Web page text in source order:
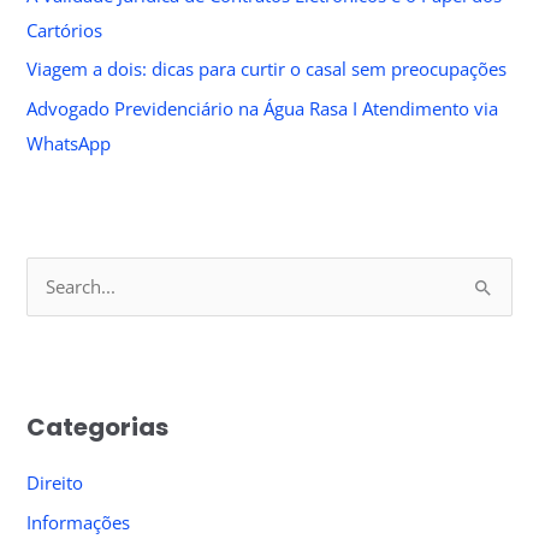
Cartórios
Viagem a dois: dicas para curtir o casal sem preocupações
Advogado Previdenciário na Água Rasa I Atendimento via
WhatsApp
c
Categorias
Direito
Informações